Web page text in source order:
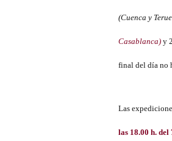
(Cuenca y
Casablanca)y
final del día no
Las
las 18.00 h.